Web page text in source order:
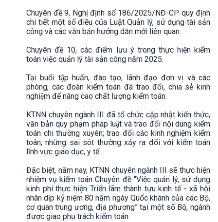
Chuyên đề 9, Nghị định số 186/2025/NĐ-CP quy định
chi tiết một số điều của Luật Quản lý, sử dụng tài sản
công và các văn bản hướng dẫn mới liên quan.
Chuyên đề 10, các điểm lưu ý trong thực hiện kiểm
toán việc quản lý tài sản công năm 2025.
Tại buổi tập huấn, đào tạo, lãnh đạo đơn vị và các
phòng, các đoàn kiểm toán đã trao đổi, chia sẻ kinh
nghiệm để nâng cao chất lượng kiểm toán.
KTNN chuyên ngành III đã tổ chức cập nhật kiến thức,
văn bản quy phạm pháp luật và trao đổi nội dung kiểm
toán chi thường xuyên; trao đổi các kinh nghiệm kiểm
toán, những sai sót thường xảy ra đối với kiểm toán
lĩnh vực giáo dục, y tế.
Đặc biệt, năm nay, KTNN chuyên ngành III sẽ thực hiện
nhiệm vụ kiểm toán Chuyên đề “Việc quản lý, sử dụng
kinh phí thực hiện Triển lãm thành tựu kinh tế - xã hội
nhân dịp kỷ niệm 80 năm ngày Quốc khánh của các Bộ,
cơ quan trung ương, địa phương” tại một số Bộ, ngành
được giao phụ trách kiểm toán.